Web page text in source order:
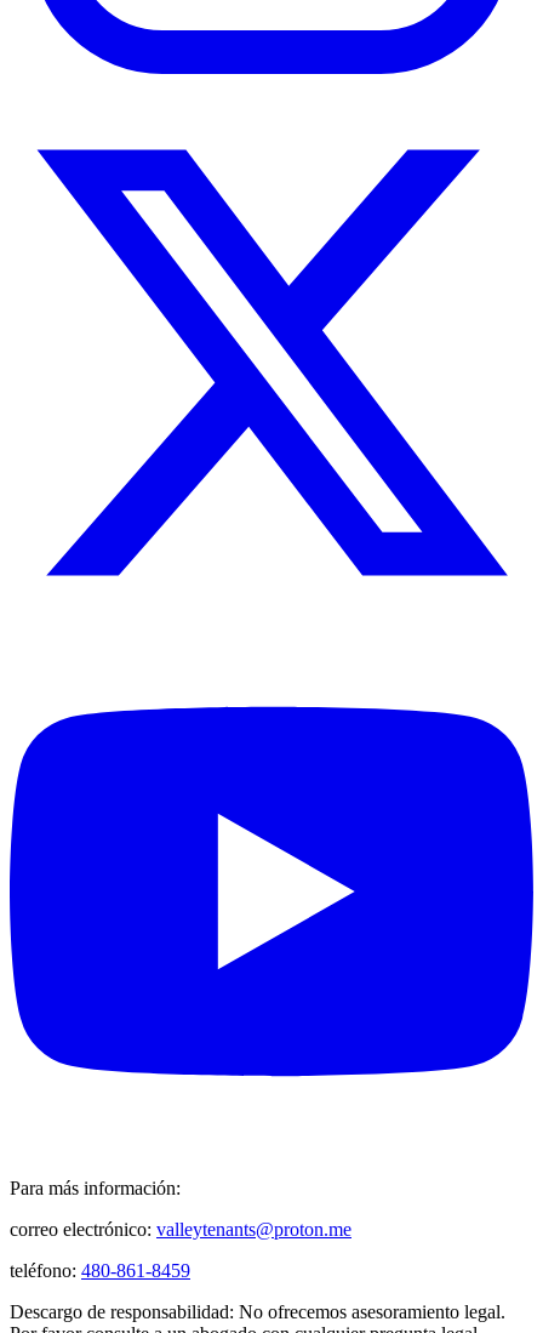
Para más información:
correo electrónico: valleytenants@proton.me
teléfono: 480-861-8459
Descargo de responsabilidad: No ofrecemos asesoramiento legal.